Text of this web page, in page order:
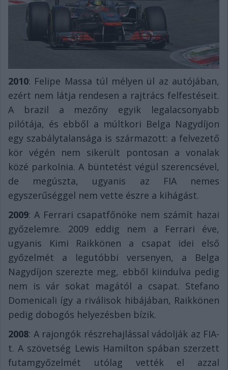
2010: Felipe Massa túl mélyen ül az autójában,
ezért nem látja rendesen a rajtrács felfestéseit.
A brazil a mezőny egyik legalacsonyabb
pilótája, és ebből a múltkori Belga Nagydíjon
egy szabálytalansága is származott: a felvezető
kör végén nem sikerült pontosan a vonalak
közé parkolnia. A büntetést végül szerencsével,
de megúszta, ugyanis az FIA nemes
egyszerűséggel nem vette észre a kihágást.
2009: A Ferrari csapatfőnöke nem számít hazai
győzelemre. 2009 eddig nem a Ferrari éve,
ugyanis Kimi Raikkönen a csapat idei első
győzelmét a legutóbbi versenyen, a Belga
Nagydíjon szerezte meg, ebből kiindulva pedig
nem is vár sokat magától a csapat. Stefano
Domenicali így a riválisok hibájában, Raikkönen
pedig dobogós helyezésben bízik.
2008: A rajongók részrehajlással vádolják az FIA-
t. A szövetség Lewis Hamilton spában szerzett
futamgyőzelmét utólag vették el azzal